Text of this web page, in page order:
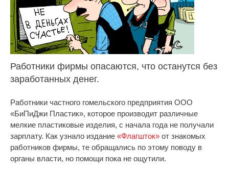
Работники фирмы опасаются, что останутся без
заработанных денег.
Работники частного гомельского предприятия ООО
«БиПиДжи Пластик», которое производит различные
мелкие пластиковые изделия, с начала года не получали
зарплату. Как узнало издание «Флагшток» от знакомых
работников фирмы, те обращались по этому поводу в
органы власти, но помощи пока не ощутили.